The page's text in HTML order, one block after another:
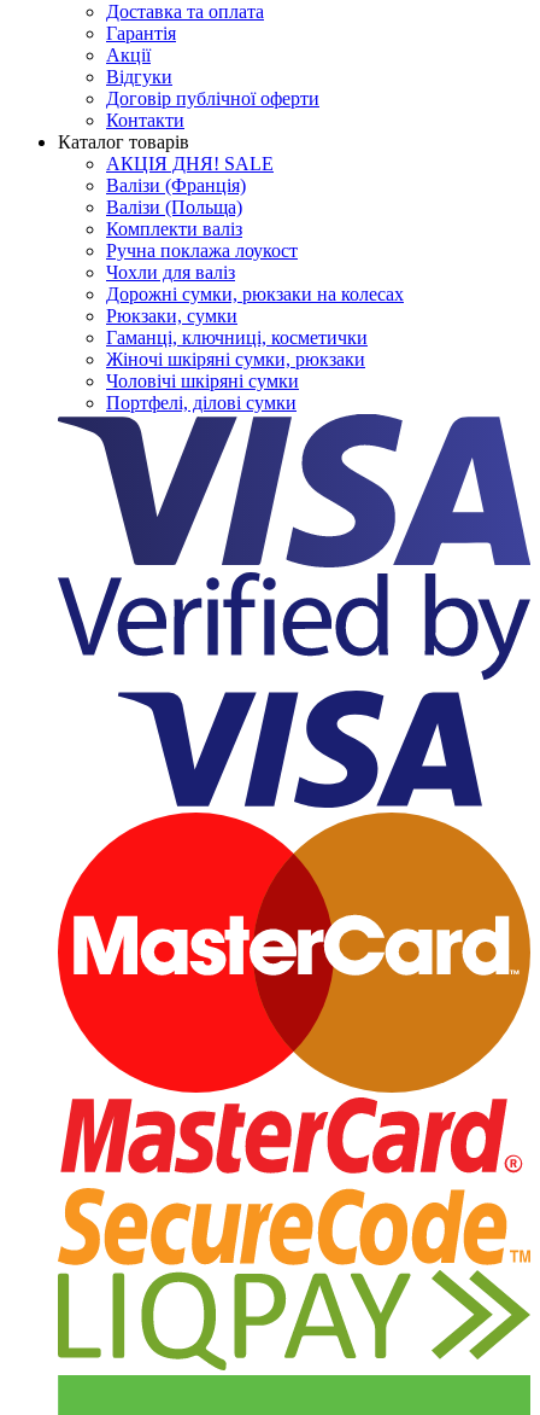
Доставка та оплата
Гарантія
Акції
Відгуки
Договір публічної оферти
Контакти
Каталог товарів
АКЦІЯ ДНЯ! SALE
Валізи (Франція)
Валізи (Польща)
Комплекти валіз
Ручна поклажа лоукост
Чохли для валіз
Дорожні сумки, рюкзаки на колесах
Рюкзаки, сумки
Гаманці, ключниці, косметички
Жіночі шкіряні сумки, рюкзаки
Чоловічі шкіряні сумки
Портфелі, ділові сумки